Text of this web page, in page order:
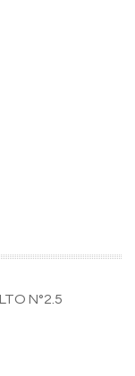
N°2.5